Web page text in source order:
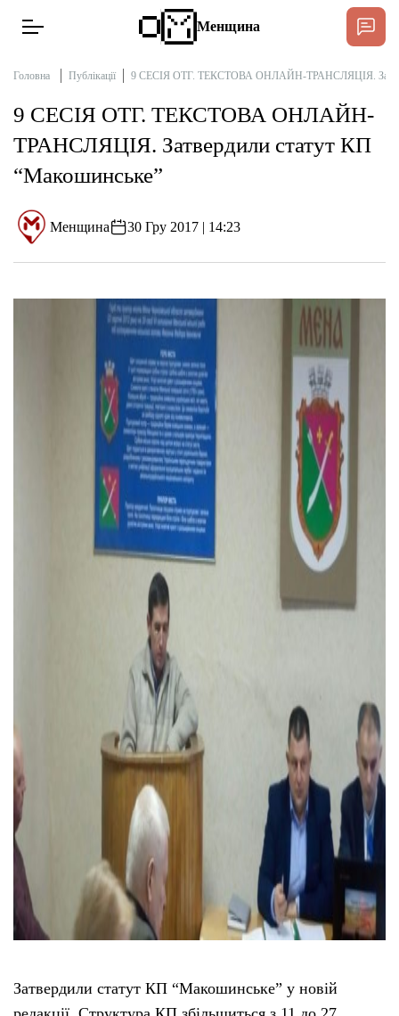
Новини
Тексти
Підтримати «місцевих»
Редакційна політика
Етичний кодекс
Підтримати
Менщина
Головна Публікації 9 СЕСІЯ ОТГ. ТЕКСТОВА ОНЛАЙН-ТРАНСЛЯЦІЯ.
9 СЕСІЯ ОТГ. ТЕКСТОВА ОНЛАЙН-
ТРАНСЛЯЦІЯ. Затвердили статут КП
“Макошинське”
Менщина 30 Гру 2017 | 14:23
Затвердили статут КП “Макошинське” у новій